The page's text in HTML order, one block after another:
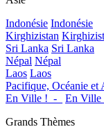
Indonésie Indonésie
Kirghizistan
Sri Lanka Sri Lanka
Népal Népal
Laos Laos
Pacifique, Océanie et
En Ville !_-_
En Ville
Grands Thèmes